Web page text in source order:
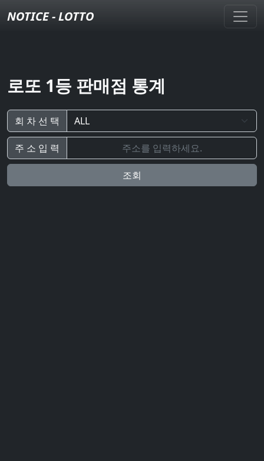
NOTICE - LOTTO
로또 1등 판매점 통계
회 차 선 택
주 소 입 력
조회